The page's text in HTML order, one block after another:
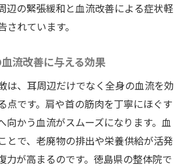
辺の緊張緩和と血流改善による症状軽
れています。
流改善に与える効果
は、耳周辺だけでなく全身の血流を効
点です。肩や首の筋肉を丁寧にほぐす
向かう血流がスムーズになります。血
とで、老廃物の排出や栄養供給が活発
力が高まるのです。徳島県の整体院で